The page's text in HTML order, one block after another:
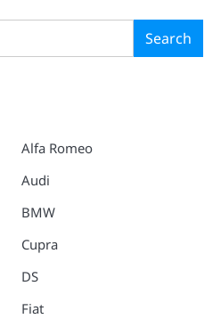
Search
Alfa Romeo
Audi
BMW
Cupra
DS
Fiat